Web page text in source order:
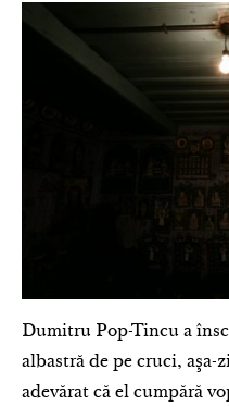
Dumitru Pop-Tincu a
albastră de pe cruci, aşa-
adevărat că el cumpără